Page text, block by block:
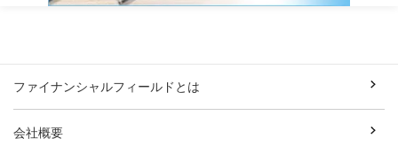
ファイナンシャルフィールドとは
会社概要